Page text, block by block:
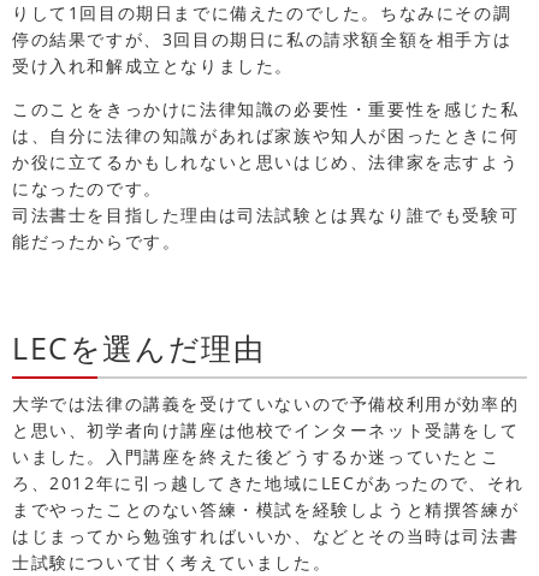
りして1回目の期日までに備えたのでした。ちなみにその調
停の結果ですが、3回目の期日に私の請求額全額を相手方は
受け入れ和解成立となりました。
このことをきっかけに法律知識の必要性・重要性を感じた私
は、自分に法律の知識があれば家族や知人が困ったときに何
か役に立てるかもしれないと思いはじめ、法律家を志すよう
になったのです。
司法書士を目指した理由は司法試験とは異なり誰でも受験可
能だったからです。
LECを選んだ理由
大学では法律の講義を受けていないので予備校利用が効率的
と思い、初学者向け講座は他校でインターネット受講をして
いました。入門講座を終えた後どうするか迷っていたとこ
ろ、2012年に引っ越してきた地域にLECがあったので、それ
までやったことのない答練・模試を経験しようと精撰答練が
はじまってから勉強すればいいか、などとその当時は司法書
士試験について甘く考えていました。